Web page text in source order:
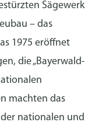
Sägewerk
– das
1975 eröffnet
die „Bayerwald-
machten das
nationalen und